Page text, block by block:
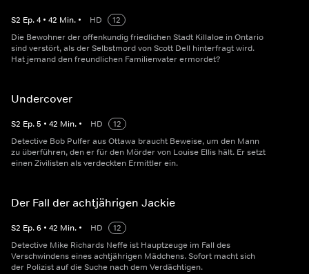
S2 Ep.4 • 42 Min. • HD
12
Die Bewohner der offenkundig friedlichen Stadt Killaloe in Ontario
sind verstört, als der Selbstmord von Scott Dell hinterfragt wird.
Hat jemand den freundlichen Familienvater ermordet?
Undercover
S2 Ep.5 • 42 Min. • HD
12
Detective Bob Pulfer aus Ottawa braucht Beweise, um den Mann
zu überführen, den er für den Mörder von Louise Ellis hält. Er setzt
einen Zivilisten als verdeckten Ermittler ein.
Der Fall der achtjährigen Jackie
S2 Ep.6 • 42 Min. • HD
12
Detective Mike Richards Neffe ist Hauptzeuge im Fall des
Verschwindens eines achtjährigen Mädchens. Sofort macht sich
der Polizist auf die Suche nach dem Verdächtigen.